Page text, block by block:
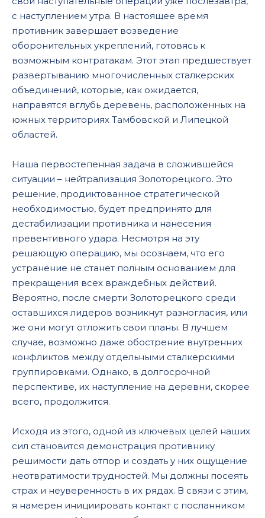
с наступлением утра. В настоящее время
противник завершает возведение
оборонительных укреплений, готовясь к
возможным контратакам. Этот этап предшествует
развертыванию многочисленных сталкерских
объединений, которые, как ожидается,
направятся вглубь деревень, расположенных на
южных территориях Тамбовской и Липецкой
областей.
Наша первостепенная задача в сложившейся
ситуации – нейтрализация Золоторецкого. Это
решение, продиктованное стратегической
необходимостью, будет предпринято для
дестабилизации противника и нанесения
превентивного удара. Несмотря на эту
решающую операцию, мы осознаем, что его
устранение не станет полным основанием для
прекращения всех враждебных действий.
Вероятно, после смерти Золоторецкого среди
оставшихся лидеров возникнут разногласия, или
же они могут отложить свои планы. В лучшем
случае, возможно даже обострение внутренних
конфликтов между отдельными сталкерскими
группировками. Однако, в долгосрочной
перспективе, их наступление на деревни, скорее
всего, продолжится.
Исходя из этого, одной из ключевых целей наших
сил становится демонстрация противнику
решимости дать отпор и создать у них ощущение
неотвратимости трудностей. Мы должны посеять
страх и неуверенность в их рядах. В связи с этим,
я намерен инициировать контакт с посланником